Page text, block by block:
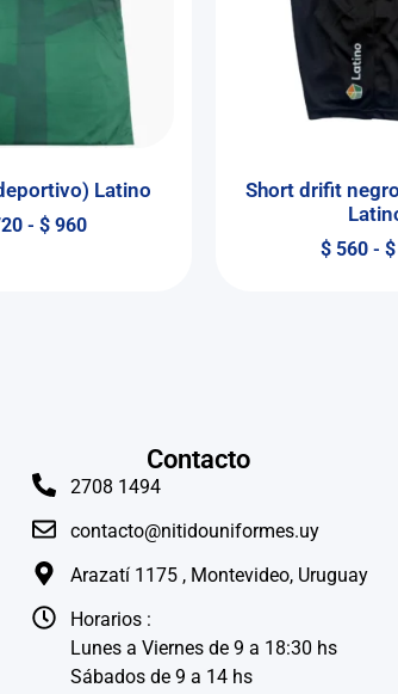
Latino
- $ 960
Short drifit
$ 560 - $
Contacto
2708 1494
contacto@nitidouniformes.uy
Arazatí 1175 , Montevideo, Uruguay
Horarios :
Lunes a Viernes de 9 a 18:30 hs
Sábados de 9 a 14 hs